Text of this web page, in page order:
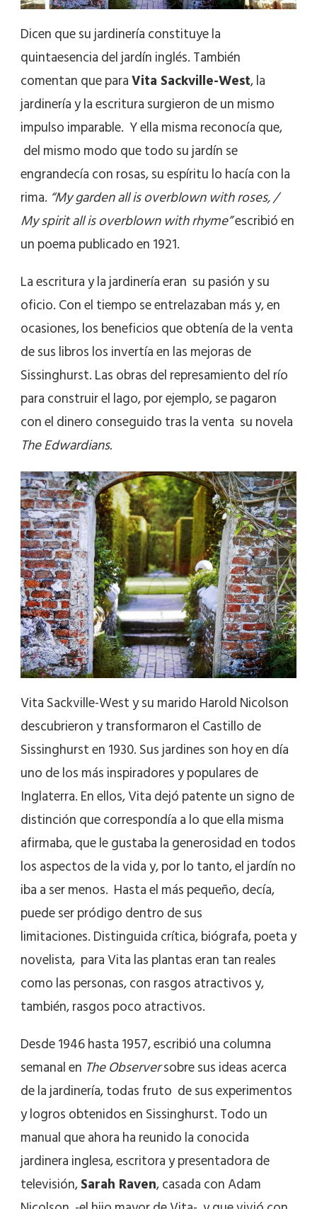
Dicen que su jardinería constituye la
quintaesencia del jardín inglés. También
comentan que paraVita Sackville-West, la
jardinería y la escritura surgieron de un mismo
impulso imparable. Y ella misma reconocía que,
del mismo modo que todo su jardín se
engrandecía con rosas, su espíritu lo hacía con la
rima. “My garden all is overblown with roses, /
My spirit all is overblown with rhyme”escribió en
un poema publicado en 1921.
La escritura y la jardinería eran su pasión y su
oficio. Con el tiempo se entrelazaban más y, en
ocasiones, los beneficios que obtenía de la venta
de sus libros los invertía en las mejoras de
Sissinghurst. Las obras del represamiento del río
para construir el lago, por ejemplo, se pagaron
con el dinero conseguido tras la venta su novela
The Edwardians.
Vita Sackville-West y su marido Harold Nicolson
descubrieron y transformaron el Castillo de
Sissinghurst en 1930. Sus jardines son hoy en día
uno de los más inspiradores y populares de
Inglaterra. En ellos, Vita dejó patente un signo de
distinción que correspondía a lo que ella misma
afirmaba, que le gustaba la generosidad en todos
los aspectos de la vida y, por lo tanto, el jardín no
iba a ser menos. Hasta el más pequeño, decía,
puede ser pródigo dentro de sus
limitaciones. Distinguida crítica, biógrafa, poeta y
novelista, para Vita las plantas eran tan reales
como las personas, con rasgos atractivos y,
también, rasgos poco atractivos.
Desde 1946 hasta 1957, escribió una columna
semanal en The Observersobre sus ideas acerca
de la jardinería, todas fruto de sus experimentos
y logros obtenidos en Sissinghurst. Todo un
manual que ahora ha reunido la conocida
jardinera inglesa, escritora y presentadora de
televisión,Sarah Raven, casada con Adam